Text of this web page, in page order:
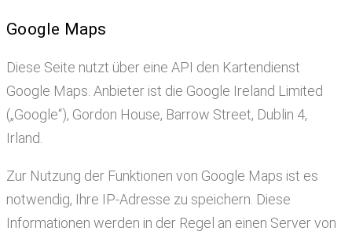
Google Maps
Diese Seite nutzt über eine API den Kartendienst
Google Maps. Anbieter ist die Google Ireland Limited
(„Google“), Gordon House, Barrow Street, Dublin 4,
Irland.
Zur Nutzung der Funktionen von Google Maps ist es
notwendig, Ihre IP-Adresse zu speichern. Diese
Informationen werden in der Regel an einen Server von